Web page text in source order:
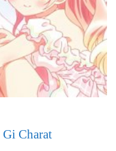
Charat